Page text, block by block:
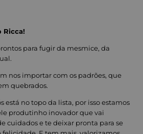
Ricca!
para fugir da mesmice, da
nos importar com os padrões, que
quebrados.
está no topo da lista, por isso estamos
produtinho inovador que vai
cuidados e te deixar pronta para se